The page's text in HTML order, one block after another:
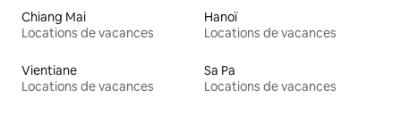
Chiang Mai
Locations de vacances
Hanoï
Locations de vacances
Vientiane
Locations de vacances
Sa Pa
Locations de vacances